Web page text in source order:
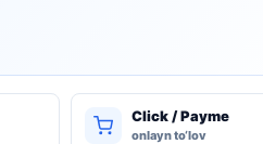
Click / Payme
onlayn to‘lov